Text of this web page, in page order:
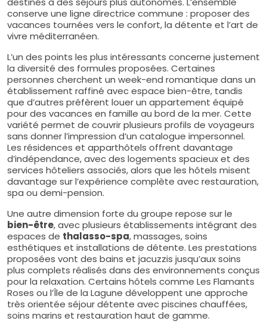
conserve une ligne directrice commune : proposer des
vacances tournées vers le confort, la détente et l’art de
vivre méditerranéen.
L’un des points les plus intéressants concerne justement
la diversité des formules proposées. Certaines
personnes cherchent un week-end romantique dans un
établissement raffiné avec espace bien-être, tandis
que d’autres préfèrent louer un appartement équipé
pour des vacances en famille au bord de la mer. Cette
variété permet de couvrir plusieurs profils de voyageurs
sans donner l’impression d’un catalogue impersonnel.
Les résidences et apparthôtels offrent davantage
d’indépendance, avec des logements spacieux et des
services hôteliers associés, alors que les hôtels misent
davantage sur l’expérience complète avec restauration,
spa ou demi-pension.
Une autre dimension forte du groupe repose sur le
bien-être, avec plusieurs établissements intégrant des
espaces de thalasso-spa, massages, soins
esthétiques et installations de détente. Les prestations
proposées vont des bains et jacuzzis jusqu’aux soins
plus complets réalisés dans des environnements conçus
pour la relaxation. Certains hôtels comme Les Flamants
Roses ou l’Île de la Lagune développent une approche
très orientée séjour détente avec piscines chauffées,
soins marins et restauration haut de gamme.